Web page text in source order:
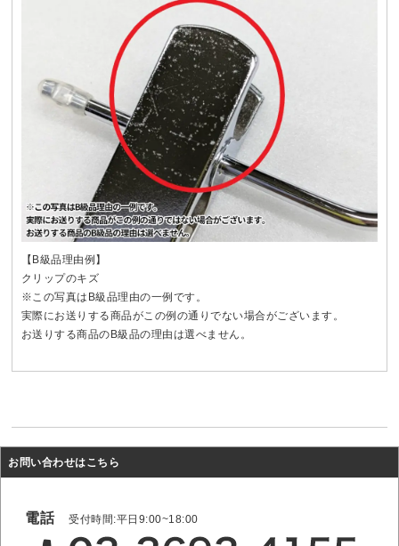
【B級品理由例】
クリップのキズ
※この写真はB級品理由の一例です。
実際にお送りする商品がこの例の通りでない場合がございます。
お送りする商品のB級品の理由は選べません。
お問い合わせはこちら
電話 受付時間:平日9:00~18:00